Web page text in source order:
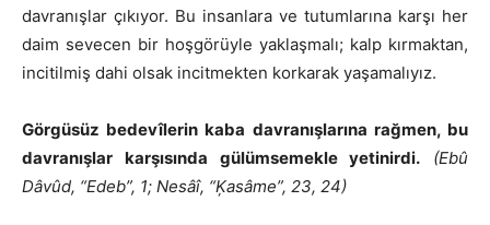
davranışlar çıkıyor. Bu insanlara ve tutumlarına karşı her
daim sevecen bir hoşgörüyle yaklaşmalı; kalp kırmaktan,
incitilmiş dahi olsak incitmekten korkarak yaşamalıyız.
Görgüsüz bedevîlerin kaba davranışlarına rağmen, bu
davranışlar karşısında gülümsemekle yetinirdi.
(Ebû
Dâvûd, “Edeb”, 1; Nesâî, “Ķasâme”, 23, 24)